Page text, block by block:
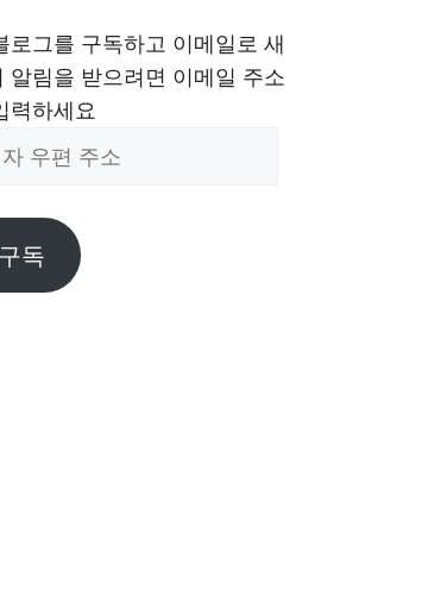
로그를 구독하고 이메일로 새
알림을 받으려면 이메일 주소
력하세요
구독